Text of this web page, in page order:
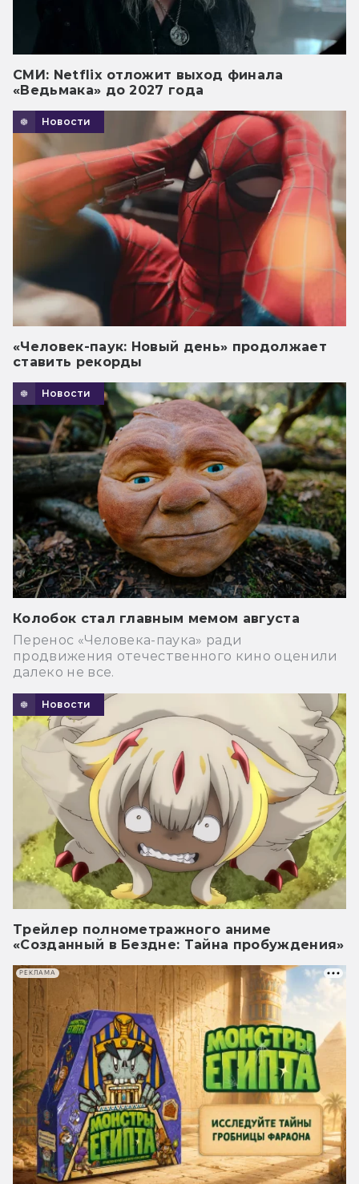
СМИ: Netflix отложит выход финала
«Ведьмака» до 2027 года
Новости
«Человек-паук: Новый день» продолжает
ставить рекорды
Новости
Колобок стал главным мемом августа
Перенос «Человека-паука» ради
продвижения отечественного кино оценили
далеко не все.
Новости
Трейлер полнометражного аниме
«Созданный в Бездне: Тайна пробуждения»
РЕКЛАМА